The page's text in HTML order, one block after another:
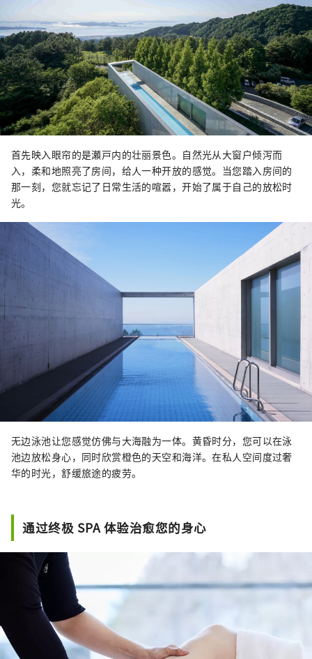
首先映入眼帘的是瀬戸内的壮丽景色。自然光从大窗户倾泻而
入，柔和地照亮了房间，给人一种开放的感觉。当您踏入房间的
那一刻，您就忘记了日常生活的喧嚣，开始了属于自己的放松时
光。
无边泳池让您感觉仿佛与大海融为一体。黄昏时分，您可以在泳
池边放松身心，同时欣赏橙色的天空和海洋。在私人空间度过奢
华的时光，舒缓旅途的疲劳。
通过终极 SPA 体验治愈您的身心